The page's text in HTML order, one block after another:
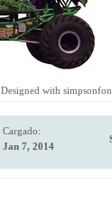
with
Cargado:
Jan 7, 2014